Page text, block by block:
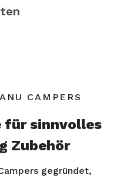
CAMPERS
für sinnvolles
Zubehör
gegründet,